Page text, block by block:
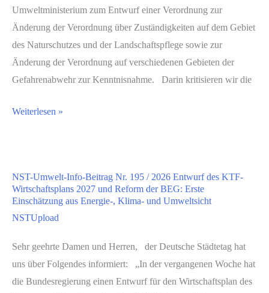
eines
Gesetzes
zur
Änderung
des
zur
mit
dem
Netzausbau
zur
Verbesserung
des
Umweltministerium zum Entwurf einer Verordnung zur
Änderung der Verordnung über Zuständigkeiten auf dem Gebiet
des Naturschutzes und der Landschaftspflege sowie zur
Änderung der Verordnung auf verschiedenen Gebieten der
Gefahrenabwehr zur Kenntnisnahme. Darin kritisieren wir die
NST-
Nr.
194
/
Entwurf
einer
Verordnung
Weiterlesen »
NST-Umwelt-Info-Beitrag Nr. 195 / 2026 Entwurf des KTF-
Wirtschaftsplans 2027 und Reform der BEG: Erste
Einschätzung aus Energie-, Klima- und Umweltsicht
NSTUpload
Sehr geehrte Damen und Herren, der Deutsche Städtetag hat
uns über Folgendes informiert: „In der vergangenen Woche hat
die Bundesregierung einen Entwurf für den Wirtschaftsplan des